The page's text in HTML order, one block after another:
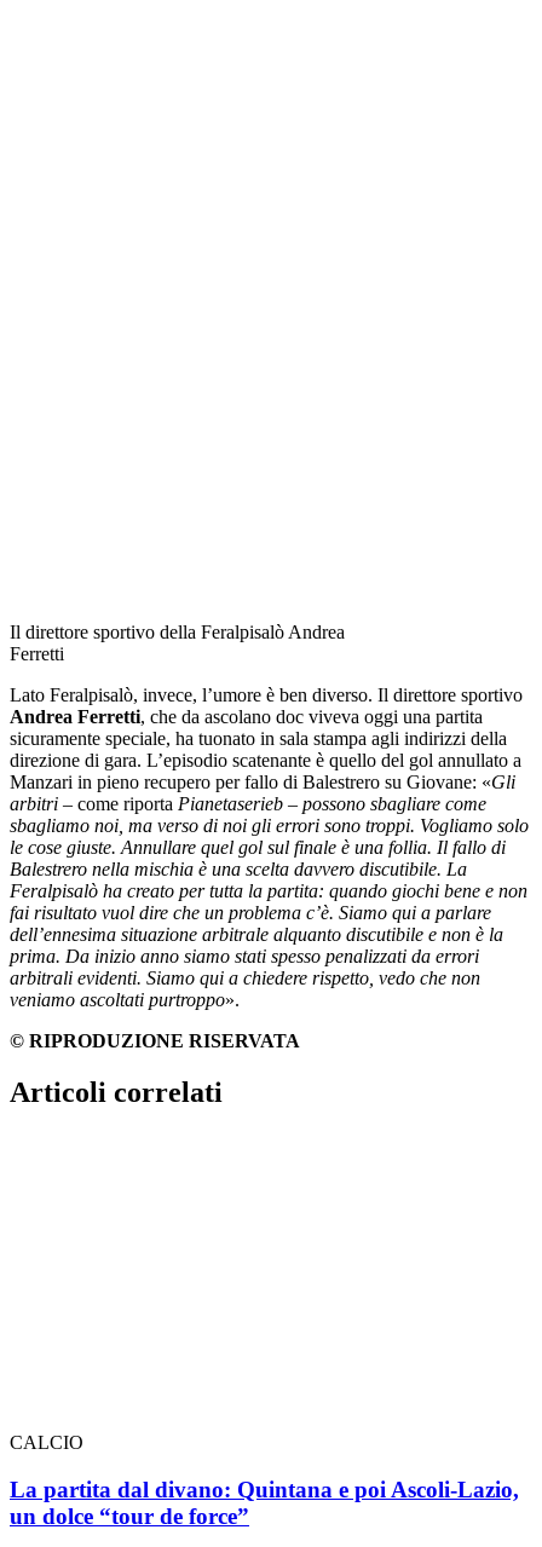
Il direttore sportivo della Feralpisalò Andrea
Ferretti
Lato Feralpisalò, invece, l’umore è ben diverso. Il direttore sportivo
Andrea Ferretti, che da ascolano doc viveva oggi una partita
sicuramente speciale, ha tuonato in sala stampa agli indirizzi della
direzione di gara. L’episodio scatenante è quello del gol annullato a
Manzari in pieno recupero per fallo di Balestrero su Giovane: «Gli
arbitri – come riporta Pianetaserieb – possono sbagliare come
sbagliamo noi, ma verso di noi gli errori sono troppi. Vogliamo solo
le cose giuste. Annullare quel gol sul finale è una follia. Il fallo di
Balestrero nella mischia è una scelta davvero discutibile. La
Feralpisalò ha creato per tutta la partita: quando giochi bene e non
fai risultato vuol dire che un problema c’è. Siamo qui a parlare
dell’ennesima situazione arbitrale alquanto discutibile e non è la
prima. Da inizio anno siamo stati spesso penalizzati da errori
arbitrali evidenti. Siamo qui a chiedere rispetto, vedo che non
veniamo ascoltati purtroppo».
© RIPRODUZIONE RISERVATA
Articoli correlati
CALCIO
La partita dal divano: Quintana e poi Ascoli-Lazio,
un dolce “tour de force”